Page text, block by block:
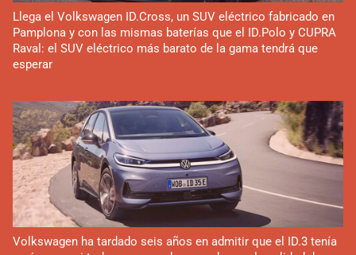
Llega el Volkswagen ID.Cross, un SUV eléctrico fabricado en
Pamplona y con las mismas baterías que el ID.Polo y CUPRA
Raval: el SUV eléctrico más barato de la gama tendrá que
esperar
Volkswagen ha tardado seis años en admitir que el ID.3 tenía